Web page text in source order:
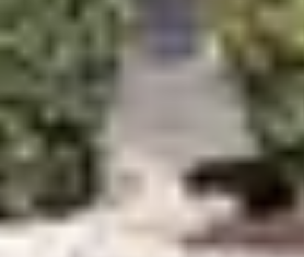
einem nach EU-Standards
Datenschutzniveau eingeschätzt. Es
insbesondere das Risiko, dass Ihre
Behörden, zu Kontroll- und zu
möglicherweise auch ohne
verarbeitet werden können. Wenn
manuell festlegen" klicken und keine
Boxen (Präferenzen, Statistiken
ausgewählt haben, findet die
Übermittlung nicht statt. Weitere
Sie in unseren